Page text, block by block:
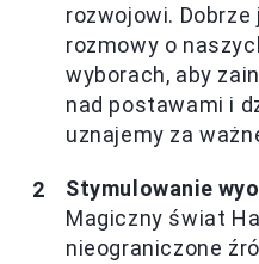
rozwojowi.
rozmowy o
wyborach, aby
nad postawami i
uznajemy za
Stymulowanie
Magiczny świat
nieograniczone